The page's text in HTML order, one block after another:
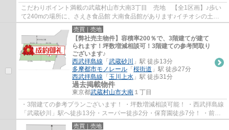
こだわりポイント満載の武蔵村山市大南3丁目 売地 【全1区画】♪歩い
て240mの場所に、さえき食品館 大南食品館があります♪イチオシの土地
面積108.77㎡(公簿)の土地です♪土地を買うな...
売買｜売地
【弊社売主物件】容積率200％で、3階建てが建て
られます！坪数増減相談可！3階建ての参考間取り
ございます♪
西武拝島線 「 武蔵砂川
」駅 徒歩13分
多摩都市モノレール 「 桜街道 」駅 徒歩27分
西武拝島線 「 玉川上水 」駅 徒歩31分
過去掲載物件
東京都武蔵村山市大南 １丁目
・3階建ての参考プランございます！ ・坪数増減相談可能！ ・西武拝島線
「武蔵砂川」駅へ徒歩13分・スーパー徒歩2分・保育園徒歩7分！ ・前面
道路約5.6mで駐車が苦手なママでも安心♪
売買｜売地